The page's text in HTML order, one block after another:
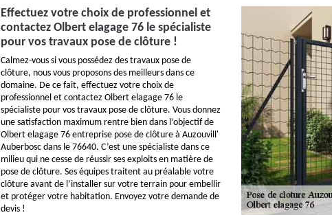
Effectuez votre choix de professionnel et
contactez Olbert elagage 76 le spécialiste
pour vos travaux pose de clôture !
Calmez-vous si vous possédez des travaux pose de
clôture, nous vous proposons des meilleurs dans ce
domaine. De ce fait, effectuez votre choix de
professionnel et contactez Olbert elagage 76 le
spécialiste pour vos travaux pose de clôture. Vous donnez
une satisfaction maximum rentre bien dans l’objectif de
Olbert elagage 76 entreprise pose de clôture à Auzouvill'
Auberbosc dans le 76640. C’est une spécialiste dans ce
milieu qui ne cesse de réussir ses exploits en matière de
pose de clôture. Ses équipes traitent au préalable votre
clôture avant de l’installer sur votre terrain pour embellir
et protéger votre habitation. Envoyez votre demande de
devis !